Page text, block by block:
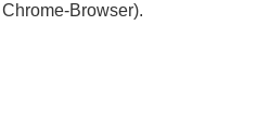
Browser).